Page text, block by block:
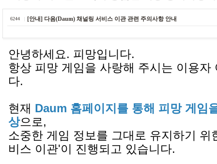
6244 [안내] 다음(Daum) 채널링 서비스 이관 관련 주의사항 안내
안녕하세요. 피망입니다.
항상 피망 게임을 사랑해 주시는 이용자
다.
현재 Daum 홈페이지를 통해 피망 게임
상으로,
소중한 게임 정보를 그대로 유지하기 위
비스 이관'이 진행되고 있습니다.